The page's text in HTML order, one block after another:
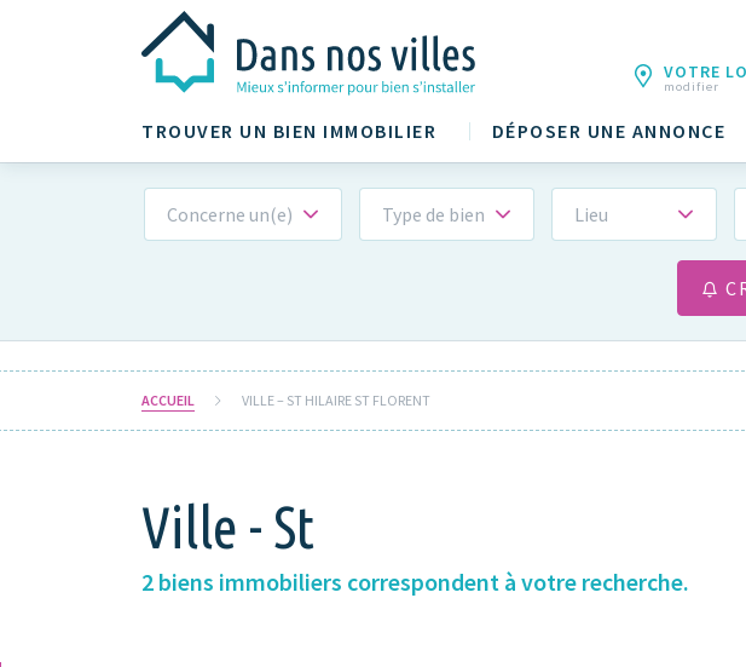
TROUVER UN BIEN IMMOBILIER DÉPOSER UNE ANNONCE
VOTRE
modifier
Concerne un(e) Type de bien Lieu
ACCUEIL VILLE – ST HILAIRE ST FLORENT
Ville - St
2 biens immobiliers correspondent à votre recherche.